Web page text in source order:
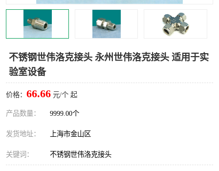
不锈钢世伟洛克接头 永州世伟洛克接头 适用于实
验室设备
价格： 66.66 元/个 起
产品数量： 9999.00个
发货地址： 上海市金山区
关键词： 不锈钢世伟洛克接头